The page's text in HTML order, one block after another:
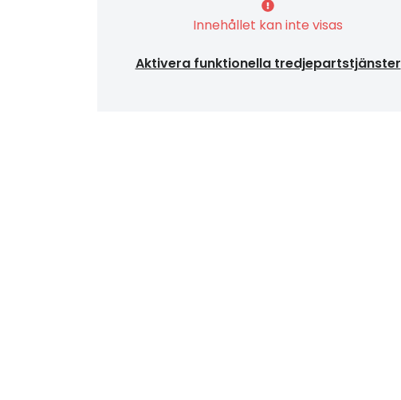
Innehållet kan inte visas
Aktivera funktionella tredjepartstjänster